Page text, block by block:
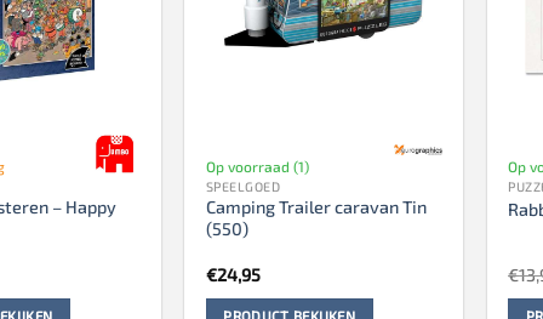
– Happy
Op voorraad (1)
SPEELGOED
Camping Trailer caravan Tin
(550)
€24,95
PRODUCT BEKIJKEN
Op
€